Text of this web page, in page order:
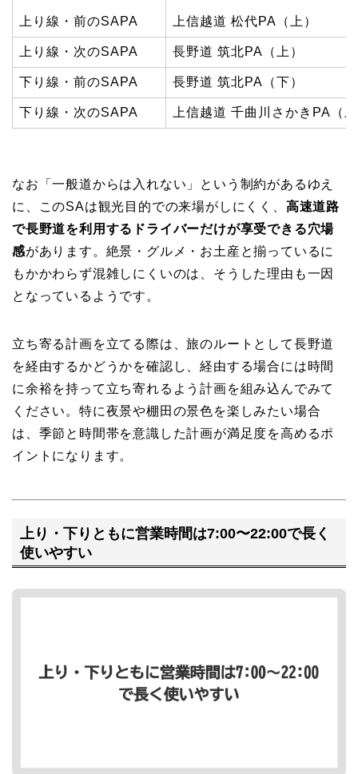
上り線・前のSAPA 上信越道 松代PA（上）
上り線・次のSAPA 長野道 筑北PA（上）
下り線・前のSAPA 長野道 筑北PA（下）
下り線・次のSAPA 上信越道 千曲川さかきPA（
なお「一般道からは入れない」という制約があるゆえ
に、このSAは観光目的での来場がしにくく、 高速道路
で長野道を利用するドライバーだけが享受できる穴場
感があります。絶景・グルメ・お土産と揃っているに
もかかわらず混雑しにくいのは、そうした理由も一因
となっているようです。
立ち寄る計画を立てる際は、旅のルートとして長野道
を経由するかどうかを確認し、経由する場合には時間
に余裕を持って立ち寄れるよう計画を組み込んでみて
ください。特に夜景や棚田の景色を楽しみたい場合
は、季節と時間帯を意識した計画が満足度を高めるポ
イントになります。
上り・下りともに営業時間は7:00〜22:00で長く
使いやすい